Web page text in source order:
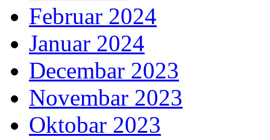
Februar 2024
Januar 2024
Decembar 2023
Novembar 2023
Oktobar 2023